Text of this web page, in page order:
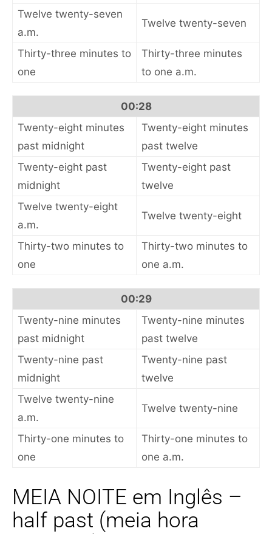
Twelve twenty-seven
a.m.
Twelve twenty-seven
Thirty-three minutes to
one
Thirty-three minutes
to one a.m.
00:28
Twenty-eight minutes
past midnight
Twenty-eight minutes
past twelve
Twenty-eight past
midnight
Twenty-eight past
twelve
Twelve twenty-eight
a.m.
Twelve twenty-eight
Thirty-two minutes to
one
Thirty-two minutes to
one a.m.
00:29
Twenty-nine minutes
past midnight
Twenty-nine minutes
past twelve
Twenty-nine past
midnight
Twenty-nine past
twelve
Twelve twenty-nine
a.m.
Twelve twenty-nine
Thirty-one minutes to
one
Thirty-one minutes to
one a.m.
MEIA NOITE em Inglês –
half past (meia hora